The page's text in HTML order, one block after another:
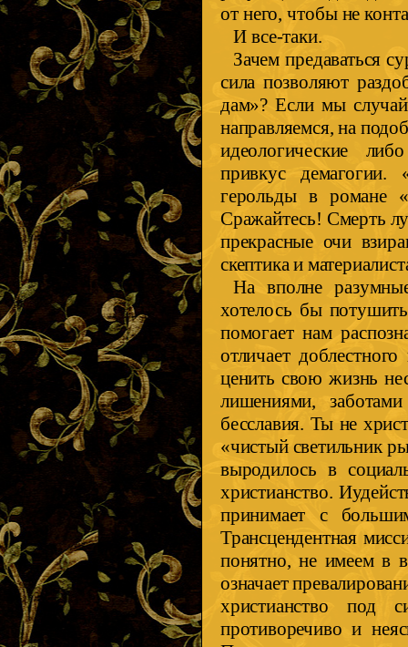
от него, чтобы не
И все-таки.
Зачем предаваться
сила позволяют
дам»? Если мы
направляемся, на
идеологические
привкус
герольды в романе
Сражайтесь! Смерть
прекрасные очи
скептика и
На вполне
хотелось бы
помогает нам
отличает
ценить свою жизнь
лишениями,
бесславия. Ты не
«чистый светильник
выродилось в
христианство.
принимает с
Трансцендентная
понятно, не имеем в
означает
христианство под
противоречиво и